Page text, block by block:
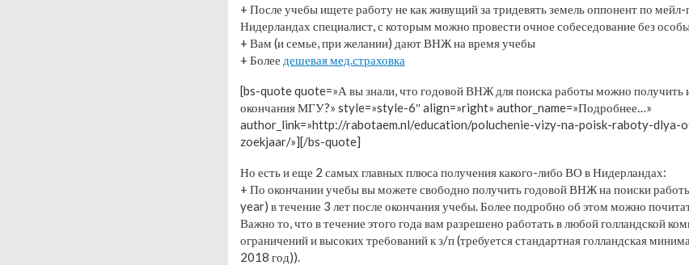
+ После учебы ищете работу не как живущий за тридевять земель оппонент по
Нидерландах специалист, с которым можно провести очное собеседование без
+ Вам (и семье, при желании) дают ВНЖ на время учебы
+ Более дешевая мед.страховка
[bs-quote quote=»А вы знали, что годовой ВНЖ для поиска работы можно получить и
окончания МГУ?» style=»style-6″ align=»right» author_name=»Подробнее…»
author_link=»http://rabotaem.nl/education/poluchenie-vizy-na-poisk-raboty-dlya-
zoekjaar/»][/bs-quote]
Но есть и еще 2 самых главных плюса получения какого-либо ВО в Нидерландах:
+ По окончании учебы вы можете свободно получить годовой ВНЖ на поиски
year) в течение 3 лет после окончания учебы. Более подробно об этом можно
Важно то, что в течение этого года вам разрешено работать в любой голландской
ограничений и высоких требований к з/п (требуется стандартная голландская
2018 год)).